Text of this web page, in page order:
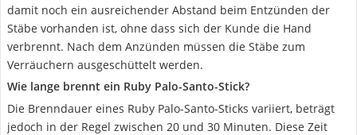
damit noch ein ausreichender Abstand beim Entzünden der
Stäbe vorhanden ist, ohne dass sich der Kunde die Hand
verbrennt. Nach dem Anzünden müssen die Stäbe zum
Verräuchern ausgeschüttelt werden.
Wie lange brennt ein Ruby Palo-Santo-Stick?
Die Brenndauer eines Ruby Palo-Santo-Sticks variiert, beträgt
jedoch in der Regel zwischen 20 und 30 Minuten. Diese Zeit